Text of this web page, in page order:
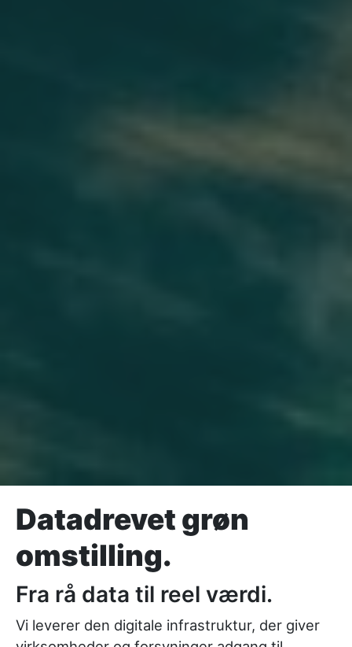
Datadrevet grøn
omstilling.
Fra rå data til reel værdi.
Vi leverer den digitale infrastruktur, der giver